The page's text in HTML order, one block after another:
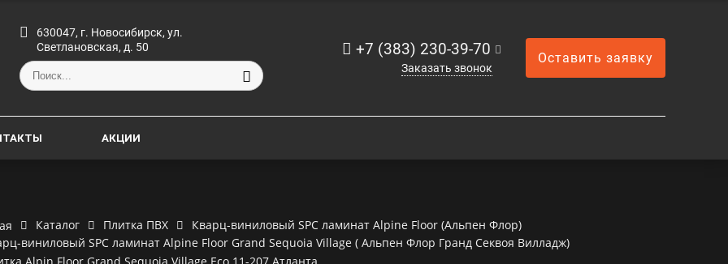
630047, г. Новосибирск, ул.
Светлановская, д. 50
+7 (383) 230-39-70
Заказать звонок
Оставить заявку
АКЦИИ
Каталог Плитка ПВХ
Кварц-виниловый SPC ламинат Alpine Floor (Альпен Флор)
виниловый SPC ламинат Alpine Floor Grand Sequoia Village ( Альпен Флор Гранд Секвоя Вилладж)